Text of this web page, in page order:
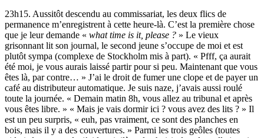
23h15. Aussitôt descendu au commissariat, les deux flics de
permanence m’enregistrent à cette heure-là. C’est la première chose
que je leur demande « what time is it, please ? » Le vieux
grisonnant lit son journal, le second jeune s’occupe de moi et est
plutôt sympa (complexe de Stockholm mis à part). « Pfff, ça aurait
été moi, je vous aurais laissé partir pour si peu. Maintenant que vous
êtes là, par contre… » J’ai le droit de fumer une clope et de payer un
café au distributeur automatique. Je suis naze, j’avais aussi roulé
toute la journée. « Demain matin 8h, vous allez au tribunal et après
vous êtes libre. » « Mais je vais dormir ici ? vous avez des lits ? » Il
est un peu surpris, « euh, pas vraiment, ce sont des planches en
bois, mais il y a des couvertures. » Parmi les trois geôles (toutes